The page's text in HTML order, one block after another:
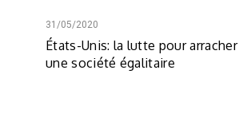
31/05/2020
États-Unis: la lutte pour arracher
une société égalitaire